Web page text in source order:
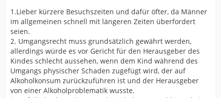
1.Lieber kürzere Besuchszeiten und dafür öfter, da Männer
im allgemeinen schnell mit längeren Zeiten überfordert
seien.
2. Umgangsrecht muss grundsätzlich gewährt werden,
allerdings würde es vor Gericht für den Herausgeber des
Kindes schlecht aussehen, wenn dem Kind während des
Umgangs physischer Schaden zugefügt wird, der auf
Alkoholkonsum zurückzuführen ist und der Herausgeber
von einer Alkoholproblematik wusste.